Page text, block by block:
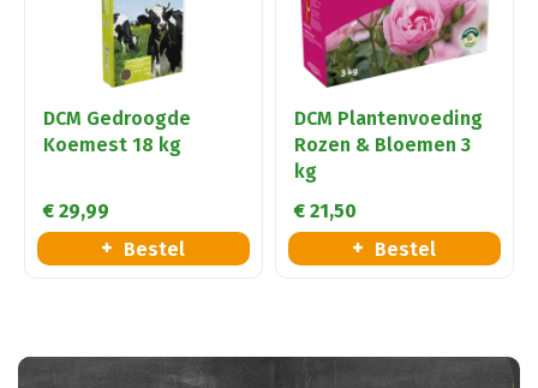
DCM Gedroogde
Koemest 18 kg
€ 29,99
Bestel
DCM Plantenvoeding
Rozen & Bloemen 3
kg
€ 21,50
Bestel